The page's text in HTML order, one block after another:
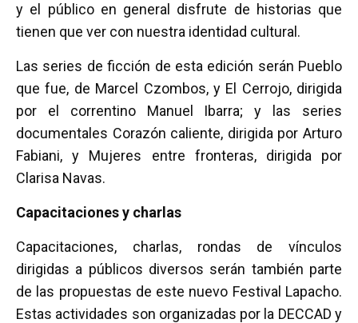
y el público en general disfrute de historias que
tienen que ver con nuestra identidad cultural.
Las series de ficción de esta edición serán Pueblo
que fue, de Marcel Czombos, y El Cerrojo, dirigida
por el correntino Manuel Ibarra; y las series
documentales Corazón caliente, dirigida por Arturo
Fabiani, y Mujeres entre fronteras, dirigida por
Clarisa Navas.
Capacitaciones y charlas
Capacitaciones, charlas, rondas de vínculos
dirigidas a públicos diversos serán también parte
de las propuestas de este nuevo Festival Lapacho.
Estas actividades son organizadas por la DECCAD y